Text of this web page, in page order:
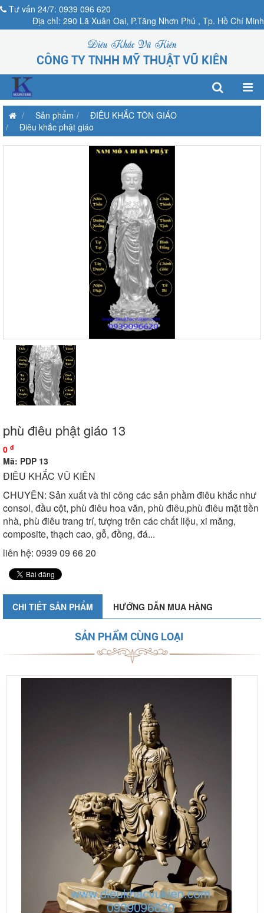
Tư vấn 24/7: 0939 096 620
Địa chỉ: 290 Lã Xuân Oai, P.Tăng Nhơn Phú , Tp. Hồ Chí Minh
Điêu Khắc Vũ Kiên
CÔNG TY TNHH MỸ THUẬT VŨ KIÊN
Sản phẩm
ĐIÊU KHẮC TÔN GIÁO
Điêu khắc phật giáo
phù điêu phật giáo 13
0 đ
Mã: PDP 13
ĐIÊU KHẮC VŨ KIÊN
CHUYÊN: Sản xuất và thi công các sản phầm điêu khắc như
consol, đầu cột, phù điêu hoa văn, phù điêu,phù điêu mặt tiền
nhà, phù điêu trang trí, tượng trên các chất liệu, xi măng,
composite, thạch cao, gỗ, đồng, đá...
liên hệ: 0939 09 66 20
CHI TIẾT SẢN PHẨM HƯỚNG DẪN MUA HÀNG
SẢN PHẨM CÙNG LOẠI